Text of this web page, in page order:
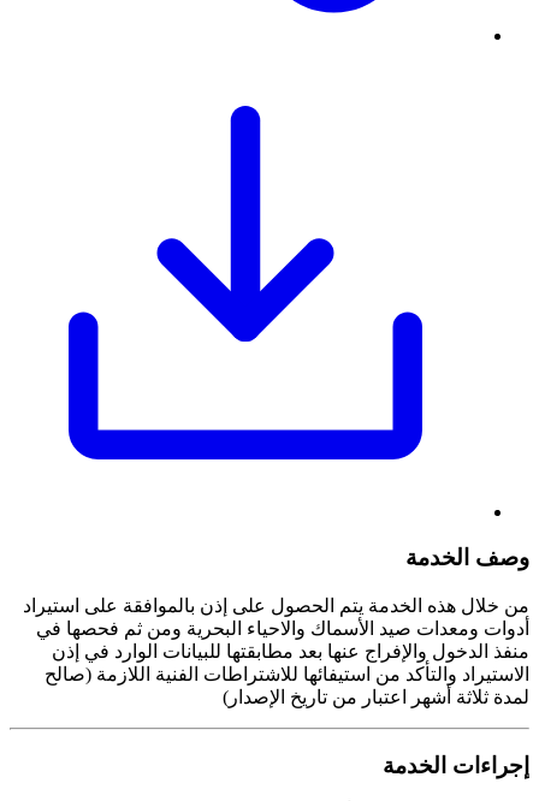
وصف الخدمة
من خلال هذه الخدمة يتم الحصول على إذن بالموافقة على استيراد
أدوات ومعدات صيد الأسماك والاحياء البحرية ومن ثم فحصها في
منفذ الدخول والإفراج عنها بعد مطابقتها للبيانات الوارد في إذن
الاستيراد والتأكد من استيفائها للاشتراطات الفنية اللازمة (صالح
لمدة ثلاثة أشهر اعتبار من تاريخ الإصدار)
إجراءات الخدمة